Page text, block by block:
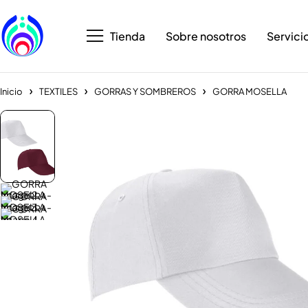
Tienda Sobre nosotros
Inicio TEXTILES GORRAS Y SOMBREROS GORRA MOSELLA